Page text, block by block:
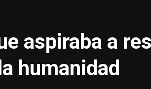
aspiraba a
humanidad